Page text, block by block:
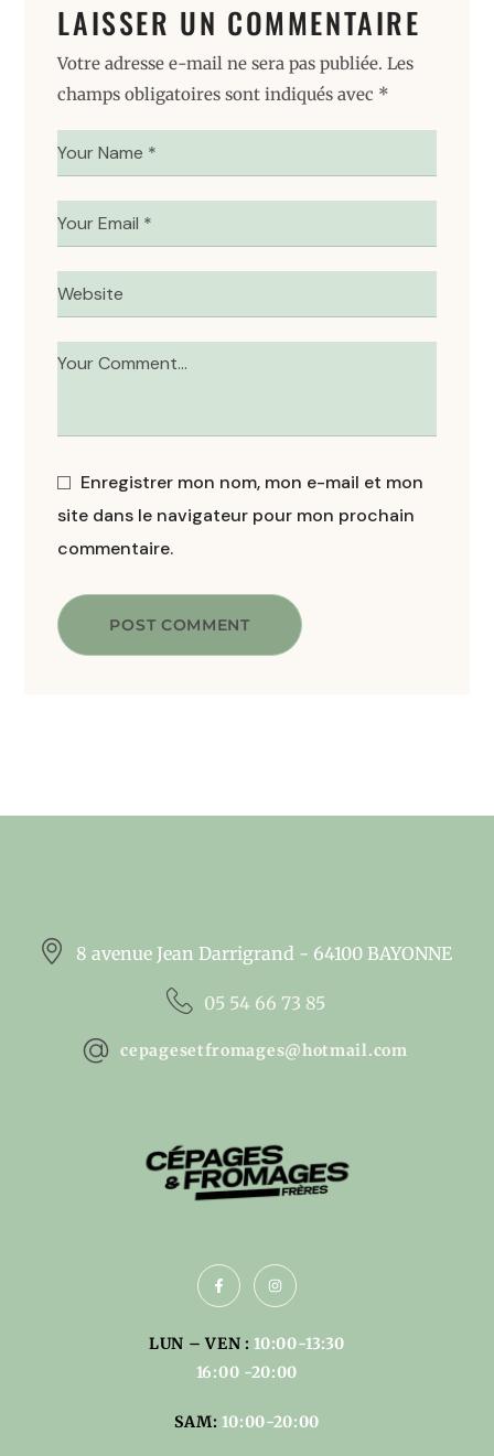
LAISSER UN COMMENTAIRE
Votre adresse e-mail ne sera pas publiée. Les
champs obligatoires sont indiqués avec *
Enregistrer mon nom, mon e-mail et mon
site dans le navigateur pour mon prochain
commentaire.
POST COMMENT
8 avenue Jean Darrigrand - 64100 BAYONNE
05 54 66 73 85
cepagesetfromages@hotmail.com
LUN – VEN : 10:00-13:30
16:00 -20:00
SAM: 10:00-20:00